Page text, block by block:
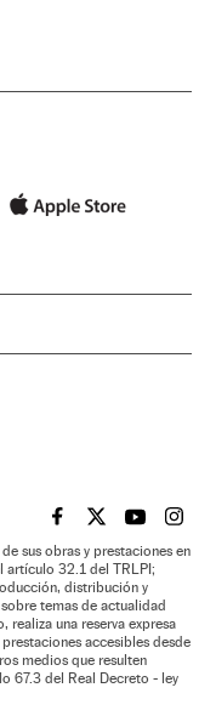
EL PAÍS BRASIL EN
EL PAÍSEL PAÍS
EL
sus obras y prestaciones en
artículo 32.1 del TRLPI;
distribución y
temas de actualidad
realiza una reserva expresa
accesibles desde
medios que resulten
67.3 del Real Decreto - ley